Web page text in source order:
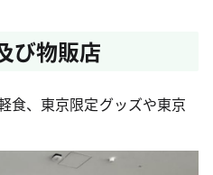
び物販店
食、東京限定グッズや東京